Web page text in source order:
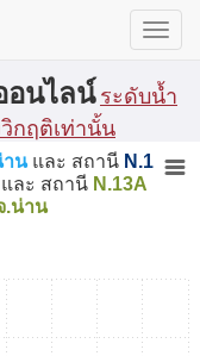
อนไลน์ระดับน้ำ
กฤติเท่านั้น
อ.เมือง จ.น่าน และ สถานี N.1
และ สถานี N.13A
ผ่งาม อ.เวียงสา จ.น่าน